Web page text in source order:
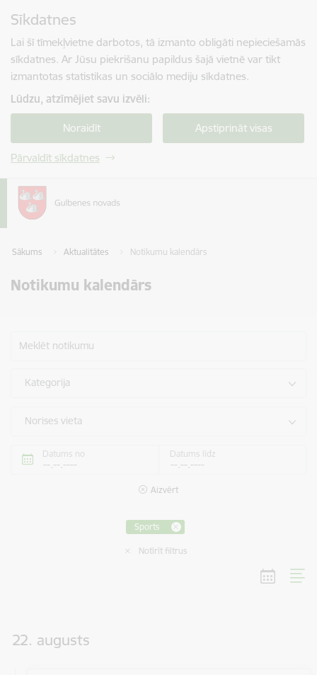
Sīkdatnes
Lai šī tīmekļvietne darbotos, tā izmanto obligāti nepieciešamās
sīkdatnes. Ar Jūsu piekrišanu papildus šajā vietnē var tikt
izmantotas statistikas un sociālo mediju sīkdatnes.
Lūdzu, atzīmējiet savu izvēli:
Noraidīt Apstiprināt visas
Pārvaldīt sīkdatnes
Sākums Aktualitātes Notikumu kalendārs
Notikumu kalendārs
Meklēt notikumu
Kategorija
Norises vieta
Datums no Datums līdz
Aizvērt
Sports
Notīrīt filtrus
22. augusts